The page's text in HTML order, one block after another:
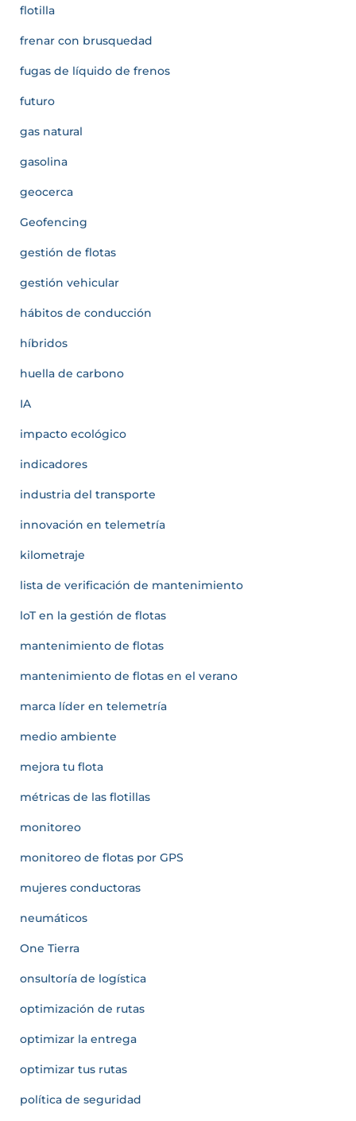
flotilla
frenar con brusquedad
fugas de líquido de frenos
futuro
gas natural
gasolina
geocerca
Geofencing
gestión de flotas
gestión vehicular
hábitos de conducción
híbridos
huella de carbono
IA
impacto ecológico
indicadores
industria del transporte
innovación en telemetría
kilometraje
lista de verificación de mantenimiento
loT en la gestión de flotas
mantenimiento de flotas
mantenimiento de flotas en el verano
marca líder en telemetría
medio ambiente
mejora tu flota
métricas de las flotillas
monitoreo
monitoreo de flotas por GPS
mujeres conductoras
neumáticos
One Tierra
onsultoría de logística
optimización de rutas
optimizar la entrega
optimizar tus rutas
política de seguridad